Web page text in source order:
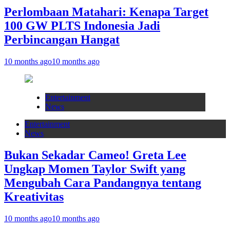
Perlombaan Matahari: Kenapa Target
100 GW PLTS Indonesia Jadi
Perbincangan Hangat
10 months ago10 months ago
Entertainment
News
Entertainment
News
Bukan Sekadar Cameo! Greta Lee
Ungkap Momen Taylor Swift yang
Mengubah Cara Pandangnya tentang
Kreativitas
10 months ago10 months ago